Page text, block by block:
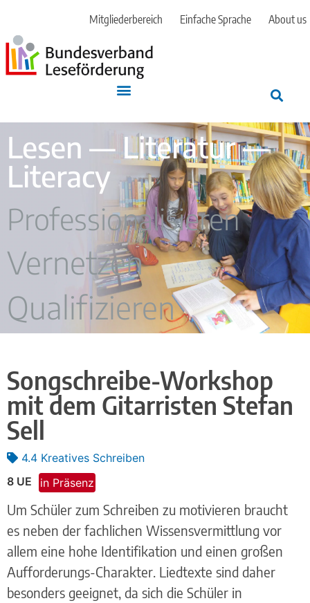
Mitgliederbereich Einfache Sprache About us
Lesen — Literatur —
Literacy
Professionalisieren
Vernetzen
Qualifizieren
Songschreibe-Workshop
mit dem Gitarristen Stefan
Sell
4.4 Kreatives Schreiben
8 UE
in Präsenz
Um Schüler zum Schreiben zu motivieren braucht
es neben der fachlichen Wissensvermittlung vor
allem eine hohe Identifikation und einen großen
Aufforderungs-Charakter. Liedtexte sind daher
besonders geeignet, da sich die Schüler in